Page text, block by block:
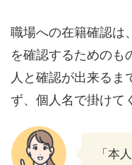
職場への在籍確認は
を確認するためのも
人と確認が出来るま
ず、個人名で掛けて
「本